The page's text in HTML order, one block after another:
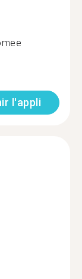
l'appli